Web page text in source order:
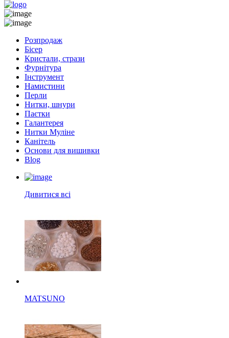
Розпродаж
Бісер
Кристали, стрази
Фурнітура
Інструмент
Намистини
Перли
Нитки, шнури
Паєтки
Галантерея
Нитки Муліне
Канітель
Основи для вишивки
Blog
Дивитися всі
MATSUNO